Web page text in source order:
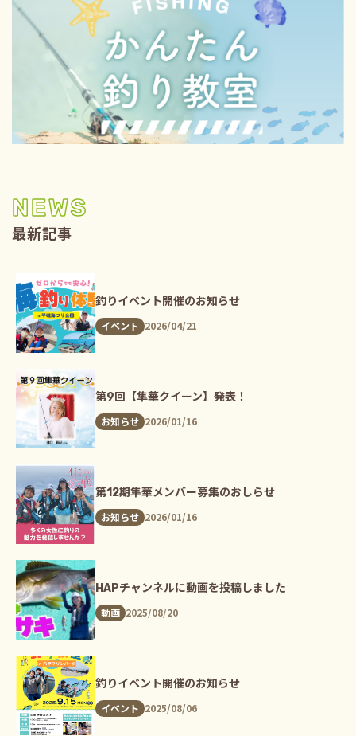
NEWS
最新記事
釣りイベント開催のお知らせ
イベント 2026/04/21
第9回【隼華クイーン】発表！
お知らせ 2026/01/16
第12期隼華メンバー募集のおしらせ
お知らせ 2026/01/16
HAPチャンネルに動画を投稿しました
動画 2025/08/20
釣りイベント開催のお知らせ
イベント 2025/08/06